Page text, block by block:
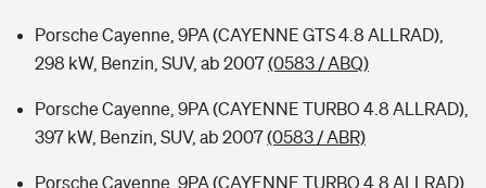
Porsche Cayenne, 9PA (CAYENNE GTS 4.8 ALLRAD),
298 kW, Benzin, SUV, ab 2007(0583 / ABQ)
Porsche Cayenne, 9PA (CAYENNE TURBO 4.8 ALLRAD),
397 kW, Benzin, SUV, ab 2007(0583 / ABR)
Porsche Cayenne, 9PA (CAYENNE TURBO 4.8 ALLRAD),